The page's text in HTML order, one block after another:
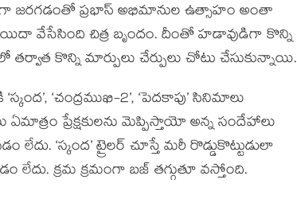
జరగడంతో ప్రభాస్ అభిమానుల ఉత్సాహం అంతా
వేసేసింది చిత్ర బృందం. దీంతో హడావుడిగా కొన్ని
కొన్ని మార్పులు చేర్పులు చోటు చేసుకున్నాయి.
‘చంద్రముఖి-2’, ‘పెదకాపు’ సినిమాలు
ప్రేక్షకులను మెప్పిస్తాయో అన్న సందేహాలు
‘స్కంద’ ట్రైలర్ చూస్తే మరీ రొడ్డుకొట్టుడులా
లేదు. క్రమ క్రమంగా బజ్ తగ్గుతూ వస్తోంది.